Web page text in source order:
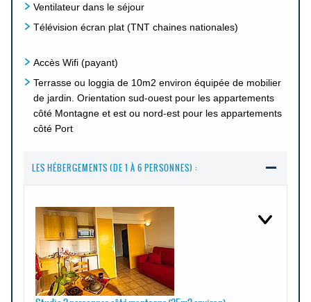
Ventilateur dans le séjour
Télévision écran plat (TNT chaines nationales)
Accès Wifi (payant)
Terrasse ou loggia de 10m2 environ équipée de mobilier
de jardin. Orientation sud-ouest pour les appartements
côté Montagne et est ou nord-est pour les appartements
côté Port
LES HÉBERGEMENTS (DE 1 À 6 PERSONNES) :